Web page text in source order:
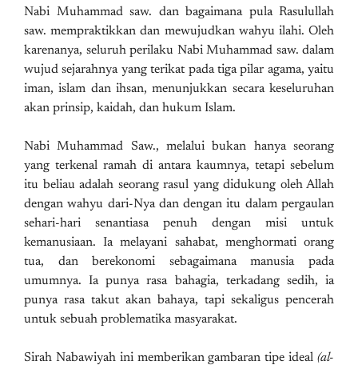
Nabi Muhammad saw. dan bagaimana pula Rasulullah
saw. mempraktikkan dan mewujudkan wahyu ilahi. Oleh
karenanya, seluruh perilaku Nabi Muhammad saw. dalam
wujud sejarahnya yang terikat pada tiga pilar agama, yaitu
iman, islam dan ihsan, menunjukkan secara keseluruhan
akan prinsip, kaidah, dan hukum Islam.
Nabi Muhammad Saw., melalui bukan hanya seorang
yang terkenal ramah di antara kaumnya, tetapi sebelum
itu beliau adalah seorang rasul yang didukung oleh Allah
dengan wahyu dari-Nya dan dengan itu dalam pergaulan
sehari-hari senantiasa penuh dengan misi untuk
kemanusiaan. Ia melayani sahabat, menghormati orang
tua, dan berekonomi sebagaimana manusia pada
umumnya. Ia punya rasa bahagia, terkadang sedih, ia
punya rasa takut akan bahaya, tapi sekaligus pencerah
untuk sebuah problematika masyarakat.
Sirah Nabawiyah ini memberikan gambaran tipe ideal (al-